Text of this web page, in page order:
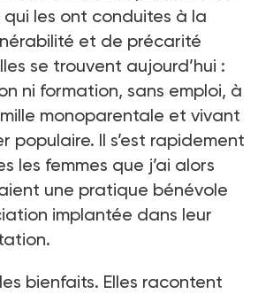
qui les ont conduites à la
et de précarité
se trouvent aujourd’hui :
ni formation, sans emploi, à
monoparentale et vivant
populaire. Il s’est rapidement
les femmes que j’ai alors
une pratique bénévole
implantée dans leur
bienfaits. Elles racontent